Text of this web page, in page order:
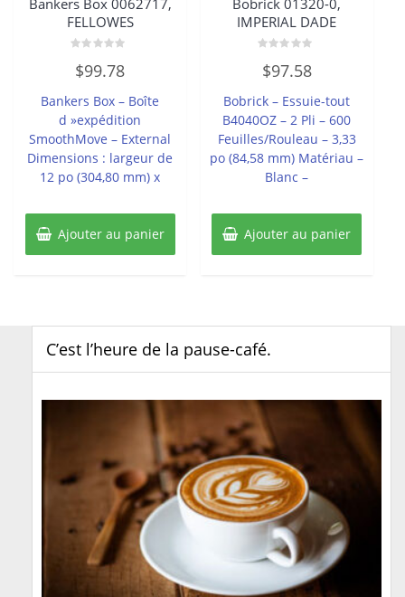
Bankers Box 0062717,
FELLOWES
0
sur
$99.78
Bankers Box – Boîte
d »expédition
SmoothMove – External
Dimensions : largeur de
12 po (304,80 mm) x
Ajouter au panier
Bobrick 01320-0,
IMPERIAL DADE
0
sur
$97.58
Bobrick – Essuie-tout
B4040OZ – 2 Pli – 600
Feuilles/Rouleau – 3,33
po (84,58 mm) Matériau –
Blanc –
Ajouter au panier
C’est l’heure de la pause-café.